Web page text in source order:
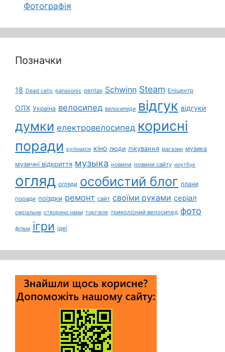
Фотографія
Позначки
18 Dead cells panasonic pentax Schwinn Steam Епіцентр
ОЛХ Україна велосипед велосипеди відгук відгуки
думки електровелосипед корисні
поради кулінарія кіно люди лікування магазин музика
музичні відкриття музыка новини новини сайту ноутбук
огляд огляди особистий блог плани
поради поїздки ремонт сайт своїми руками серіал
серіальне створено нами торгівля триколісний велосипед фото
фільм ігри ідеї